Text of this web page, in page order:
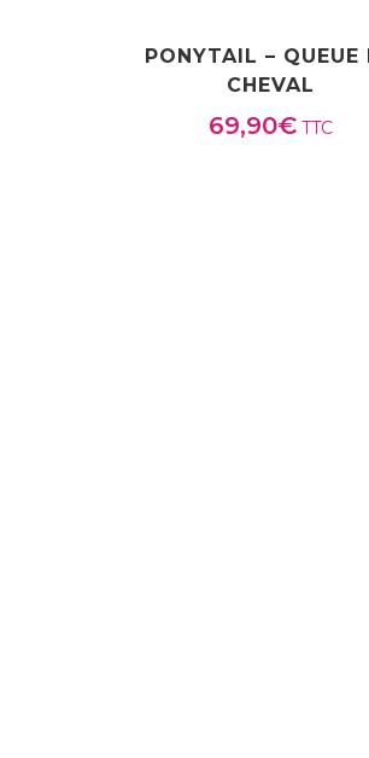
PONYTAIL – QUEUE
CHEVAL
69,90€ TTC